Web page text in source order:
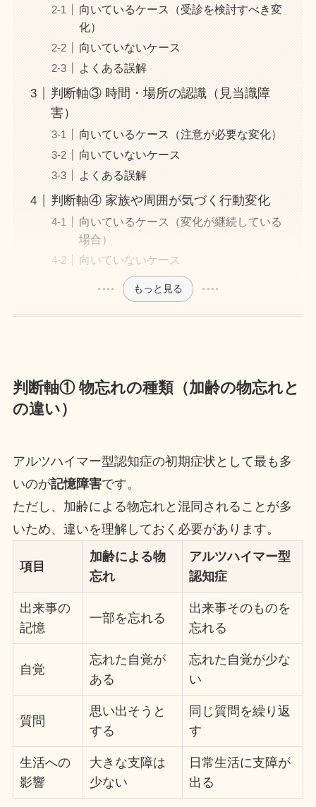
向いているケース（受診を検討すべき変
化）
向いていないケース
よくある誤解
判断軸③ 時間・場所の認識（見当識障
害）
向いているケース（注意が必要な変化）
向いていないケース
よくある誤解
判断軸④ 家族や周囲が気づく行動変化
向いているケース（変化が継続している
場合）
向いていないケース
もっと見る
判断軸① 物忘れの種類（加齢の物忘れと
の違い）
アルツハイマー型認知症の初期症状として最も多
いのが記憶障害です。
ただし、加齢による物忘れと混同されることが多
いため、違いを理解しておく必要があります。
項目
加齢による物
忘れ
アルツハイマー型
認知症
出来事の
記憶
一部を忘れる
出来事そのものを
忘れる
自覚
忘れた自覚が
ある
忘れた自覚が少な
い
質問
思い出そうと
する
同じ質問を繰り返
す
生活への
影響
大きな支障は
少ない
日常生活に支障が
出る